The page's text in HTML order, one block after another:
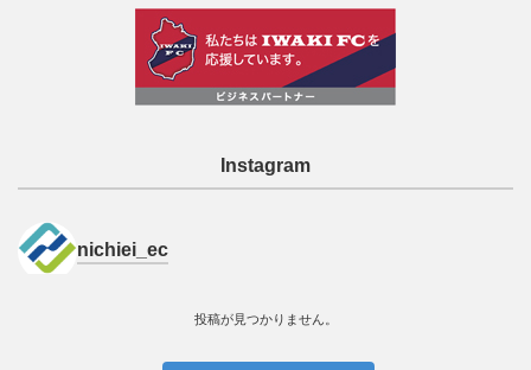
Instagram
nichiei_ec
投稿が見つかりません。